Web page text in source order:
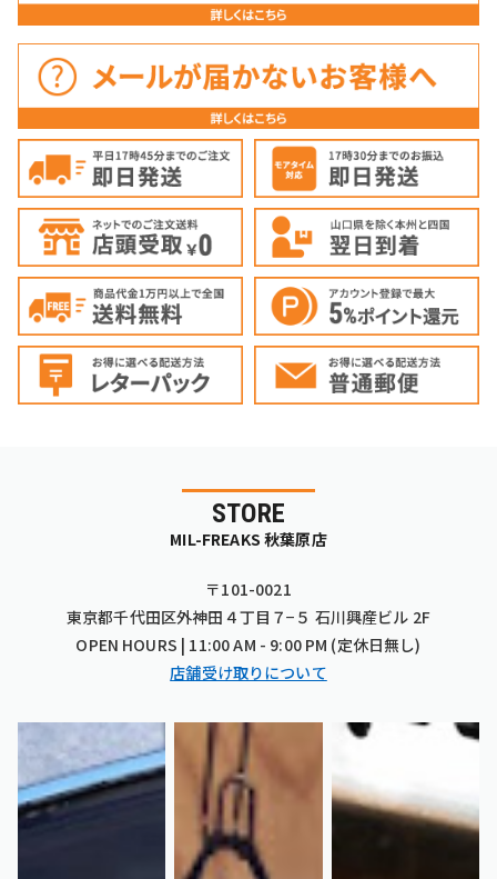
STORE
MIL-FREAKS 秋葉原店
〒101-0021
東京都千代田区外神田４丁目７−５ 石川興産ビル 2F
OPEN HOURS | 11:00 AM - 9:00 PM (定休日無し)
店舗受け取りについて